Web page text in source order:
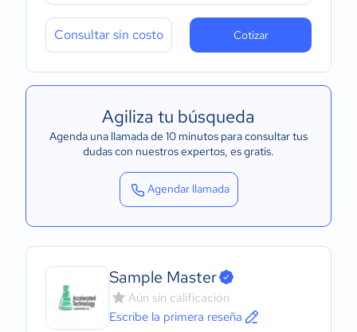
Consultar sin costo Cotizar
Agiliza tu búsqueda
Agenda una llamada de 10 minutos para consultar tus
dudas con nuestros expertos, es gratis.
Agendar llamada
Sample Master
Aún sin calificación
Escribe la primera reseña